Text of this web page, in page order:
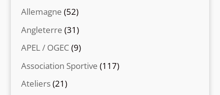
Allemagne (52)
Angleterre (31)
APEL / OGEC (9)
Association Sportive (117)
Ateliers(21)